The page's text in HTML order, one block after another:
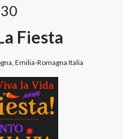
Fiesta
Emilia-Romagna Italia